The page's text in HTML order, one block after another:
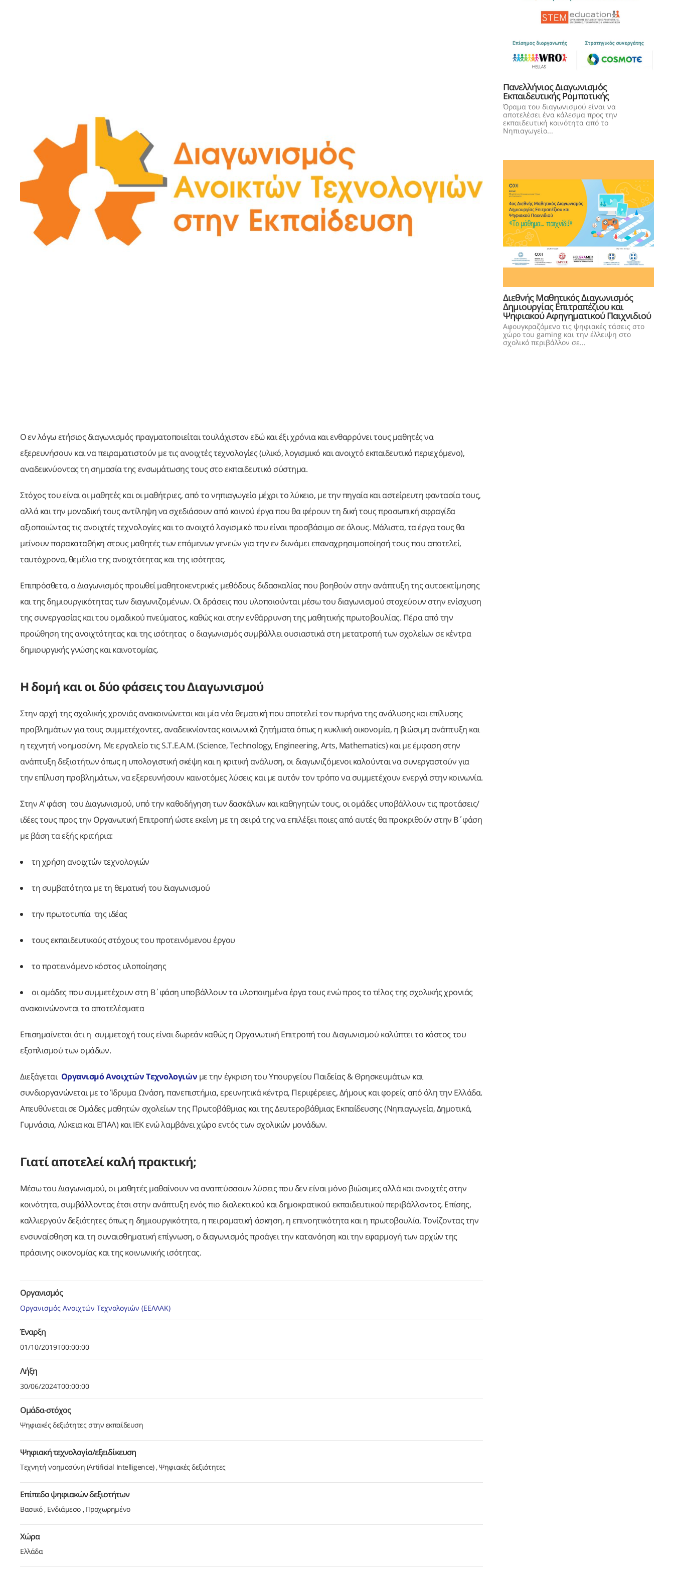
Ο εν λόγω ετήσιος διαγωνισμός πραγματοποιείται τουλάχιστον εδώ και έξι χρόνια και ενθαρρύνει τους μαθητές να
εξερευνήσουν και να πειραματιστούν με τις ανοιχτές τεχνολογίες (υλικό, λογισμικό και ανοιχτό εκπαιδευτικό περιεχόμενο),
αναδεικνύοντας τη σημασία της ενσωμάτωσης τους στο εκπαιδευτικό σύστημα.
Στόχος του είναι οι μαθητές και οι μαθήτριες, από το νηπιαγωγείο μέχρι το λύκειο, με την πηγαία και αστείρευτη φαντασία τους,
αλλά και την μοναδική τους αντίληψη να σχεδιάσουν από κοινού έργα που θα φέρουν τη δική τους προσωπική σφραγίδα
αξιοποιώντας τις ανοιχτές τεχνολογίες και το ανοιχτό λογισμικό που είναι προσβάσιμο σε όλους. Μάλιστα, τα έργα τους θα
μείνουν παρακαταθήκη στους μαθητές των επόμενων γενεών για την εν δυνάμει επαναχρησιμοποίησή τους που αποτελεί,
ταυτόχρονα, θεμέλιο της ανοιχτότητας και της ισότητας.
Επιπρόσθετα, ο Διαγωνισμός προωθεί μαθητοκεντρικές μεθόδους διδασκαλίας που βοηθούν στην ανάπτυξη της αυτοεκτίμησης
και της δημιουργικότητας των διαγωνιζομένων. Οι δράσεις που υλοποιούνται μέσω του διαγωνισμού στοχεύουν στην ενίσχυση
της συνεργασίας και του ομαδικού πνεύματος, καθώς και στην ενθάρρυνση της μαθητικής πρωτοβουλίας. Πέρα από την
προώθηση της ανοιχτότητας και της ισότητας ο διαγωνισμός συμβάλλει ουσιαστικά στη μετατροπή των σχολείων σε κέντρα
δημιουργικής γνώσης και καινοτομίας.
Η δομή και οι δύο φάσεις του Διαγωνισμού
Στην αρχή της σχολικής χρονιάς ανακοινώνεται και μία νέα θεματική που αποτελεί τον πυρήνα της ανάλυσης και επίλυσης
προβλημάτων για τους συμμετέχοντες, αναδεικνίοντας κοινωνικά ζητήματα όπως η κυκλική οικονομία, η βιώσιμη ανάπτυξη και
η τεχνητή νοημοσύνη. Με εργαλείο τις S.T.E.A.M. (Science, Technology, Engineering, Arts, Mathematics) και με έμφαση στην
ανάπτυξη δεξιοτήτων όπως η υπολογιστική σκέψη και η κριτική ανάλυση, οι διαγωνιζόμενοι καλούνται να συνεργαστούν για
την επίλυση προβλημάτων, να εξερευνήσουν καινοτόμες λύσεις και με αυτόν τον τρόπο να συμμετέχουν ενεργά στην κοινωνία.
Στην Α’ φάση του Διαγωνισμού, υπό την καθοδήγηση των δασκάλων και καθηγητών τους, οι ομάδες υποβάλλουν τις προτάσεις/
ιδέες τους προς την Οργανωτική Επιτροπή ώστε εκείνη με τη σειρά της να επιλέξει ποιες από αυτές θα προκριθούν στην Β΄φάση
με βάση τα εξής κριτήρια:
τη χρήση ανοιχτών τεχνολογιών
τη συμβατότητα με τη θεματική του διαγωνισμού
την πρωτοτυπία της ιδέας
τους εκπαιδευτικούς στόχους του προτεινόμενου έργου
το προτεινόμενο κόστος υλοποίησης
οι ομάδες που συμμετέχουν στη Β΄φάση υποβάλλουν τα υλοποιημένα έργα τους ενώ προς το τέλος της σχολικής χρονιάς
ανακοινώνονται τα αποτελέσματα
Επισημαίνεται ότι η συμμετοχή τους είναι δωρεάν καθώς η Οργανωτική Επιτροπή του Διαγωνισμού καλύπτει το κόστος του
εξοπλισμού των ομάδων.
Διεξάγεται Οργανισμό Ανοιχτών Τεχνολογιών με την έγκριση του Υπουργείου Παιδείας & Θρησκευμάτων και
συνδιοργανώνεται με το Ίδρυμα Ωνάση, πανεπιστήμια, ερευνητικά κέντρα, Περιφέρειες, Δήμους και φορείς από όλη την Ελλάδα.
Απευθύνεται σε Ομάδες μαθητών σχολείων της Πρωτοβάθμιας και της Δευτεροβάθμιας Εκπαίδευσης (Νηπιαγωγεία, Δημοτικά,
Γυμνάσια, Λύκεια και ΕΠΑΛ) και ΙΕΚ ενώ λαμβάνει χώρο εντός των σχολικών μονάδων.
Γιατί αποτελεί καλή πρακτική;
Μέσω του Διαγωνισμού, οι μαθητές μαθαίνουν να αναπτύσσουν λύσεις που δεν είναι μόνο βιώσιμες αλλά και ανοιχτές στην
κοινότητα, συμβάλλοντας έτσι στην ανάπτυξη ενός πιο διαλεκτικού και δημοκρατικού εκπαιδευτικού περιβάλλοντος. Επίσης,
καλλιεργούν δεξιότητες όπως η δημιουργικότητα, η πειραματική άσκηση, η επινοητικότητα και η πρωτοβουλία. Τονίζοντας την
ενσυναίσθηση και τη συναισθηματική επίγνωση, ο διαγωνισμός προάγει την κατανόηση και την εφαρμογή των αρχών της
πράσινης οικονομίας και της κοινωνικής ισότητας.
Οργανισμός
Οργανισμός Ανοιχτών Τεχνολογιών (ΕΕΛΛΑΚ)
Έναρξη
01/10/2019T00:00:00
Λήξη
30/06/2024T00:00:00
Ομάδα-στόχος
Ψηφιακές δεξιότητες στην εκπαίδευση
Ψηφιακή τεχνολογία/εξειδίκευση
Τεχνητή νοημοσύνη (Artificial Intelligence) Ψηφιακές δεξιότητες
Επίπεδο ψηφιακών δεξιοτήτων
Βασικό Ενδιάμεσο Προχωρημένο
Χώρα
Ελλάδα
Πανελλήνιος Διαγωνισμός
Εκπαιδευτικής Ρομποτικής
Όραμα του διαγωνισμού είναι να
αποτελέσει ένα κάλεσμα προς την
εκπαιδευτική κοινότητα από το
Νηπιαγωγείο...
Διεθνής Μαθητικός Διαγωνισμός
Δημιουργίας Επιτραπέζιου και
Ψηφιακού Αφηγηματικού Παιχνιδιού
Αφουγκραζόμενο τις ψηφιακές τάσεις στο
χώρο του gaming και την έλλειψη στο
σχολικό περιβάλλον σε...